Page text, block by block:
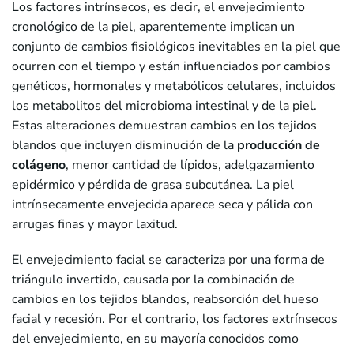
Los factores intrínsecos, es decir, el envejecimiento
cronológico de la piel, aparentemente implican un
conjunto de cambios fisiológicos inevitables en la piel que
ocurren con el tiempo y están influenciados por cambios
genéticos, hormonales y metabólicos celulares, incluidos
los metabolitos del microbioma intestinal y de la piel.
Estas alteraciones demuestran cambios en los tejidos
blandos que incluyen disminución de la producción de
colágeno, menor cantidad de lípidos, adelgazamiento
epidérmico y pérdida de grasa subcutánea. La piel
intrínsecamente envejecida aparece seca y pálida con
arrugas finas y mayor laxitud.
El envejecimiento facial se caracteriza por una forma de
triángulo invertido, causada por la combinación de
cambios en los tejidos blandos, reabsorción del hueso
facial y recesión. Por el contrario, los factores extrínsecos
del envejecimiento, en su mayoría conocidos como